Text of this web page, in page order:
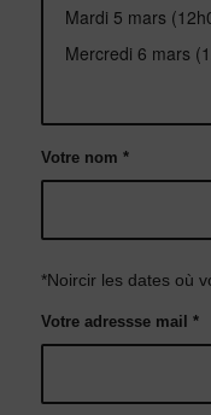
Votre nom *
*Noircir les dates où
Votre adressse mail *